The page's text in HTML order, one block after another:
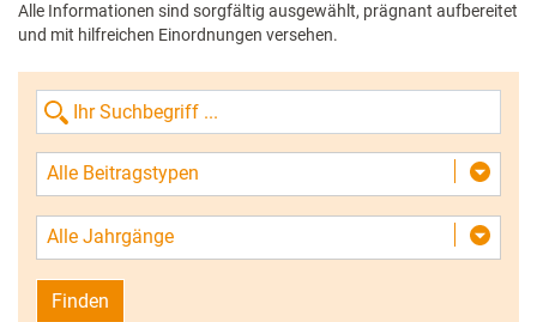
Alle Informationen sind sorgfältig ausgewählt, prägnant aufbereitet
und mit hilfreichen Einordnungen versehen.
Alle Beitragstypen
Alle Jahrgänge
Finden